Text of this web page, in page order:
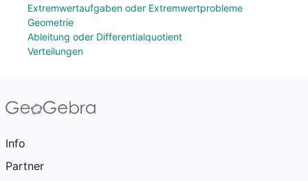
Extremwertaufgaben oder Extremwertprobleme
Geometrie
Ableitung oder Differentialquotient
Verteilungen
Info
Partner